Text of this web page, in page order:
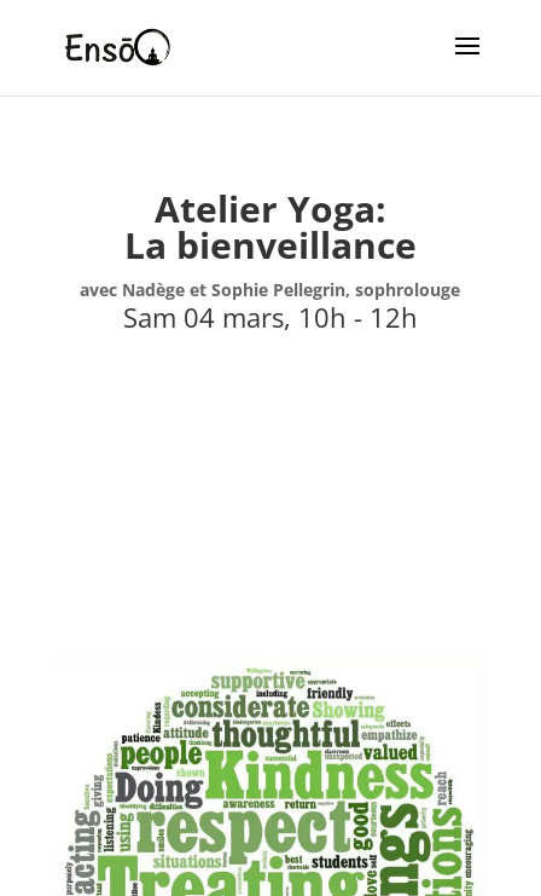
Atelier Yoga:
La bienveillance
avec Nadège et Sophie Pellegrin, sophrolouge
Sam 04 mars, 10h - 12h